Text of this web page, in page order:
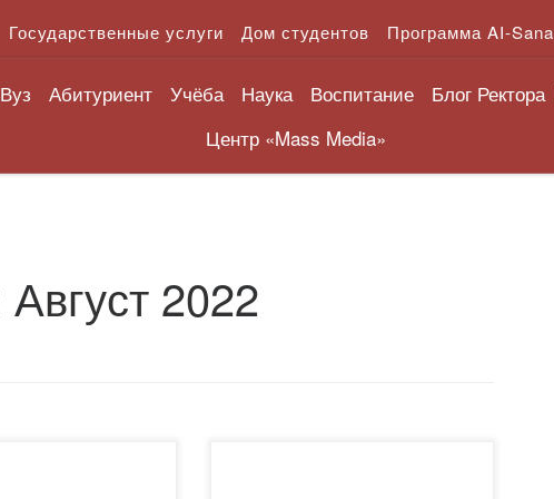
Государственные услуги Дом студентов Программа AI-Sana
Вуз Абитуриент Учёба Наука Воспитание Блог Ректора
Центр «Mass Media»
Август 2022